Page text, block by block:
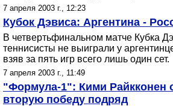
7 апреля 2003 г., 12:23
Кубок Дэвиса: Аргентина -
В четвертьфинальном матче Кубка
теннисисты не выиграли у
взяв за пять игр всего лишь один сет.
7 апреля 2003 г., 11:49
"Формула-1": Кими Райкконен
вторую победу подряд